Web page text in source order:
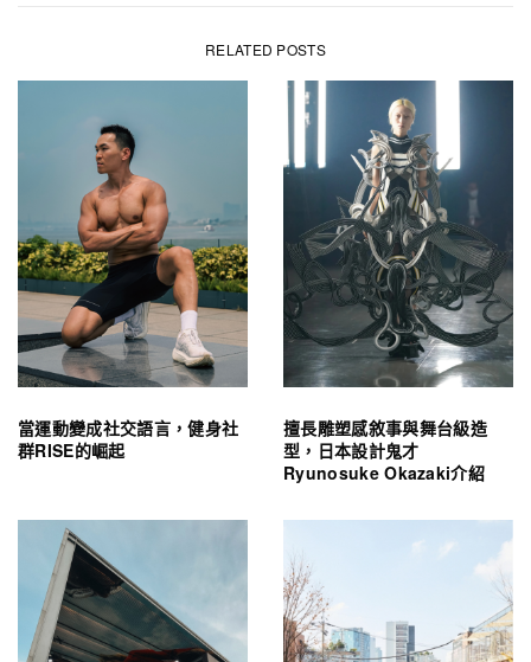
RELATED POSTS
當運動變成社交語言，健身社
群RISE的崛起
擅長雕塑感敘事與舞台級造
型，日本設計鬼才
Ryunosuke Okazaki介紹